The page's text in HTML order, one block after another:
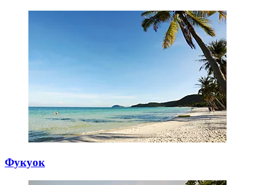
Фукуок